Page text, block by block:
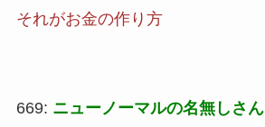
それがお金の作り方
669: ニューノーマルの名無しさん